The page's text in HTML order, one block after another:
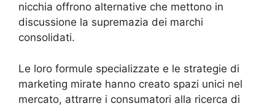
nicchia offrono alternative che mettono in
discussione la supremazia dei marchi
consolidati.
Le loro formule specializzate e le strategie di
marketing mirate hanno creato spazi unici nel
mercato, attrarre i consumatori alla ricerca di